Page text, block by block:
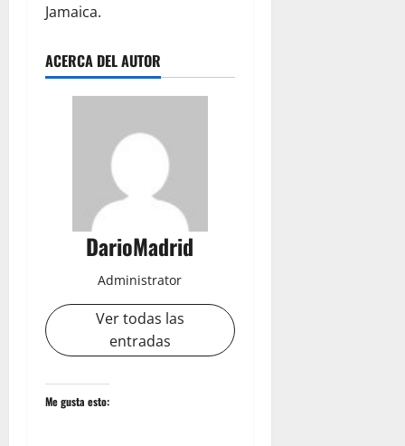
Jamaica.
ACERCA DEL AUTOR
DarioMadrid
Administrator
Ver todas las
entradas
Me gusta esto: